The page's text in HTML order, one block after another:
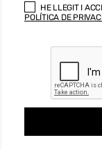
HE LLEGIT I
POLÍTICA DE